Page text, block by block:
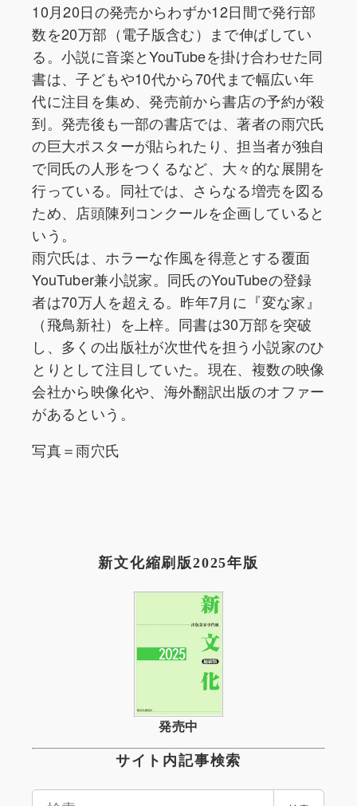
10月20日の発売からわずか12日間で発行部
数を20万部（電子版含む）まで伸ばしてい
る。小説に音楽とYouTubeを掛け合わせた同
書は、子どもや10代から70代まで幅広い年
代に注目を集め、発売前から書店の予約が殺
到。発売後も一部の書店では、著者の雨穴氏
の巨大ポスターが貼られたり、担当者が独自
で同氏の人形をつくるなど、大々的な展開を
行っている。同社では、さらなる増売を図る
ため、店頭陳列コンクールを企画していると
いう。
雨穴氏は、ホラーな作風を得意とする覆面
YouTuber兼小説家。同氏のYouTubeの登録
者は70万人を超える。昨年7月に『変な家』
（飛鳥新社）を上梓。同書は30万部を突破
し、多くの出版社が次世代を担う小説家のひ
とりとして注目していた。現在、複数の映像
会社から映像化や、海外翻訳出版のオファー
があるという。
写真＝雨穴氏
新文化縮刷版2025年版
発売中
サイト内記事検索
検